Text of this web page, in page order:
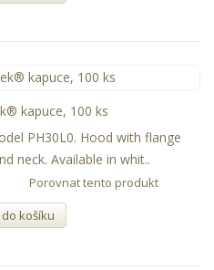
kapuce, 100 ks
PH30L0. Hood with flange
neck. Available in whit..
Porovnat tento produkt
košíku